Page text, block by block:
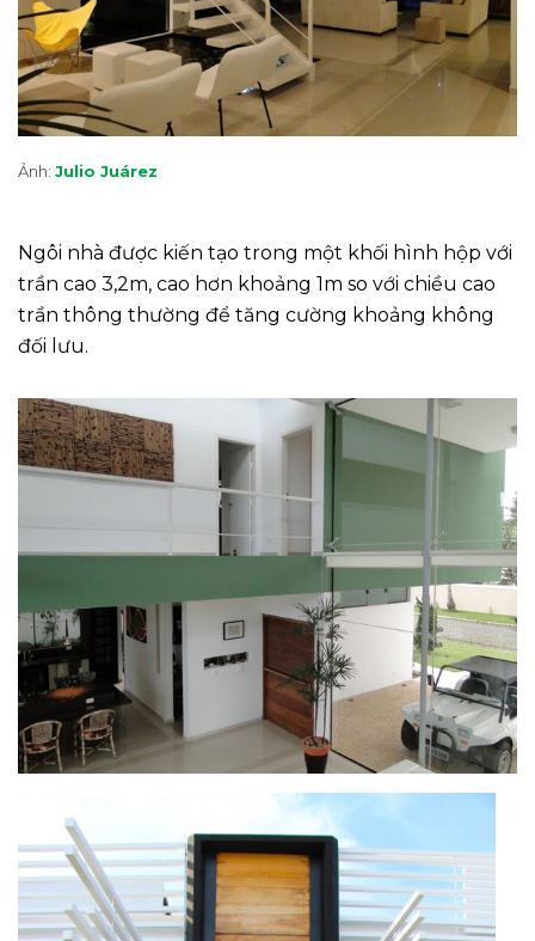
Ảnh: Julio Juárez
Ngôi nhà được kiến tạo trong một khối hình hộp với
trần cao 3,2m, cao hơn khoảng 1m so với chiều cao
trần thông thường để tăng cường khoảng không
đối lưu.